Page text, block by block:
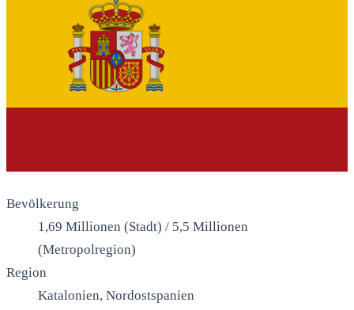
Bevölkerung
1,69 Millionen (Stadt) / 5,5 Millionen
(Metropolregion)
Region
Katalonien, Nordostspanien